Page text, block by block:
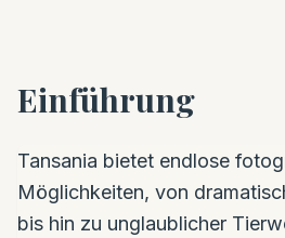
Einführung
Tansania bietet endlose
Möglichkeiten, von
bis hin zu unglaublicher